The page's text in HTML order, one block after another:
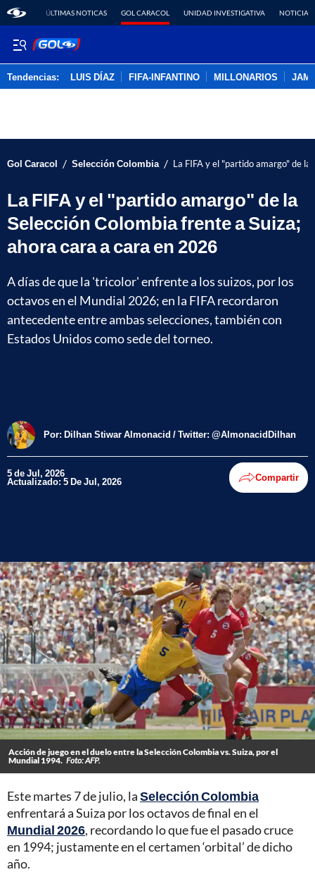
ÚLTIMAS NOTICAS GOL CARACOL UNIDAD INVESTIGATIVA NOTICIAS
Tendencias: LUIS DÍAZ FIFA-INFANTINO MILLONARIOS
Gol Caracol / Selección Colombia / La FIFA y el "partido amargo" de
La FIFA y el "partido amargo" de la
Selección Colombia frente a Suiza;
ahora cara a cara en 2026
A días de que la 'tricolor' enfrente a los suizos, por los
octavos en el Mundial 2026; en la FIFA recordaron
antecedente entre ambas selecciones, también con
Estados Unidos como sede del torneo.
Por: Dilhan Stiwar Almonacid / Twitter: @AlmonacidDilhan
5 de Jul, 2026
Actualizado: 5 De Jul, 2026 Compartir
Acción de juego en el duelo entre la Selección Colombia vs. Suiza, por el
Mundial 1994. Foto: AFP.
Este martes 7 de julio, laSelección Colombia
enfrentará a Suiza por los octavos de final en el
Mundial 2026, recordando lo que fue el pasado cruce
en 1994; justamente en el certamen ‘orbital’ de dicho
año.